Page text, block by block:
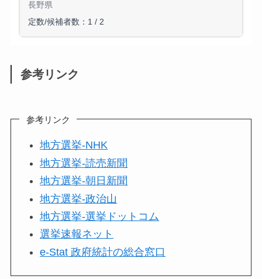
長野県
定数/候補者数：1 / 2
参考リンク
参考リンク
地方選挙-NHK
地方選挙-読売新聞
地方選挙-朝日新聞
地方選挙-政治山
地方選挙-選挙ドットコム
選挙速報ネット
e-Stat 政府統計の総合窓口